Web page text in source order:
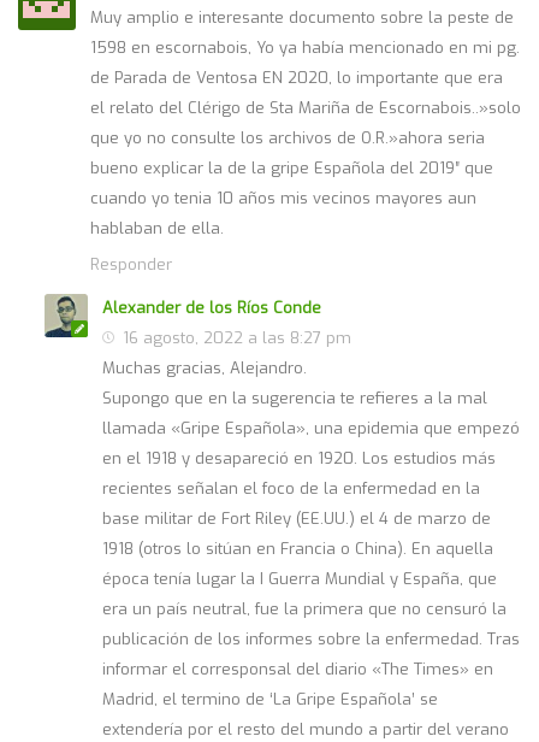
Muy amplio e interesante documento sobre la peste de
1598 en escornabois, Yo ya había mencionado en mi pg.
de Parada de Ventosa EN 2020, lo importante que era
el relato del Clérigo de Sta Mariña de Escornabois..»solo
que yo no consulte los archivos de O.R.»ahora seria
bueno explicar la de la gripe Española del 2019″ que
cuando yo tenia 10 años mis vecinos mayores aun
hablaban de ella.
Responder
Alexander de los Ríos Conde
16 agosto, 2022 a las 8:27 pm
Muchas gracias, Alejandro.
Supongo que en la sugerencia te refieres a la mal
llamada «Gripe Española», una epidemia que empezó
en el 1918 y desapareció en 1920. Los estudios más
recientes señalan el foco de la enfermedad en la
base militar de Fort Riley (EE.UU.) el 4 de marzo de
1918 (otros lo sitúan en Francia o China). En aquella
época tenía lugar la I Guerra Mundial y España, que
era un país neutral, fue la primera que no censuró la
publicación de los informes sobre la enfermedad. Tras
informar el corresponsal del diario «The Times» en
Madrid, el termino de ‘La Gripe Española’ se
extendería por el resto del mundo a partir del verano